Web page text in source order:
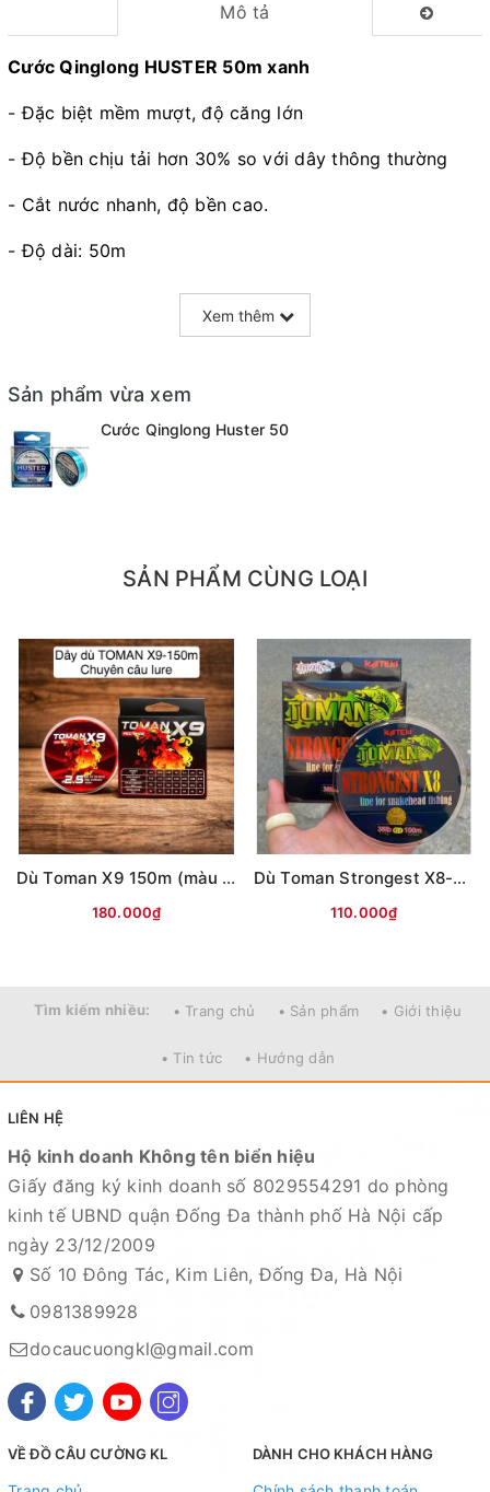
Mô tả
Cước Qinglong HUSTER 50m xanh
- Đặc biệt mềm mượt, độ căng lớn
- Độ bền chịu tải hơn 30% so với dây thông thường
- Cắt nước nhanh, độ bền cao.
- Độ dài: 50m
+ 1.5 = 0.20mm - Tải 5.3kg
+ 2.0 = 0.23mm - Tải 6.6kg
+ 2.5 = 0.26mm - Tải 7.5kg
+ 3.0 = 0.28mm - Tải 8.6kg
+ 3.5 = 0.30mm - Tải 9.8kg
+ 5.0 = 0.37mm - Tải 13.2kg
Xem thêm
Sản phẩm vừa xem
Cước Qinglong Huster 50
SẢN PHẨM CÙNG LOẠI
Dù Toman X9 150m (màu ĐỎ)
180.000₫
Dù Toman Strongest X8-100m (màu vàng)
110.000₫
Tìm kiếm nhiều: • Trang chủ • Sản phẩm • Giới thiệu
• Tin tức • Hướng dẫn
LIÊN HỆ
Hộ kinh doanh Không tên biển hiệu
Giấy đăng ký kinh doanh số 8029554291 do phòng
kinh tế UBND quận Đống Đa thành phố Hà Nội cấp
ngày 23/12/2009
Số 10 Đông Tác, Kim Liên, Đống Đa, Hà Nội
0981389928
docaucuongkl@gmail.com
VỀ ĐỒ CÂU CƯỜNG KL DÀNH CHO KHÁCH HÀNG